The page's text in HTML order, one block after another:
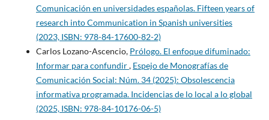
Comunicación en universidades españolas. Fifteen years of
research into Communication in Spanish universities
(2023, ISBN: 978-84-17600-82-2)
Carlos Lozano-Ascencio, Prólogo. El enfoque difuminado:
Informar para confundir, Espejo de Monografías de
Comunicación Social: Núm. 34 (2025): Obsolescencia
informativa programada. Incidencias de lo local a lo global
(2025, ISBN: 978-84-10176-06-5)